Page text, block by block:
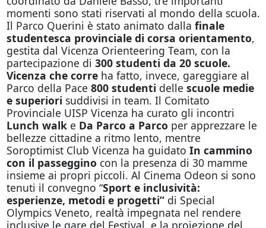
momenti sono stati riservati al mondo della scuola.
Il Parco Querini è stato animato dalla finale
studentesca provinciale di corsa orientamento,
gestita dal Vicenza Orienteering Team, con la
partecipazione di 300 studenti da 20 scuole.
Vicenza che correha fatto, invece, gareggiare al
Parco della Pace 800 studenti delle scuole medie
e superiori suddivisi in team. Il Comitato
Provinciale UISP Vicenza ha curato gli incontri
Lunch walk e Da Parco a Parco per apprezzare le
bellezze cittadine a ritmo lento, mentre
Soroptimist Club Vicenza ha guidato In cammino
con il passeggino con la presenza di 30 mamme
insieme ai propri piccoli. Al Cinema Odeon si sono
tenuti il convegno “Sport e inclusività:
esperienze, metodi e progetti” di Special
Olympics Veneto, realtà impegnata nel rendere